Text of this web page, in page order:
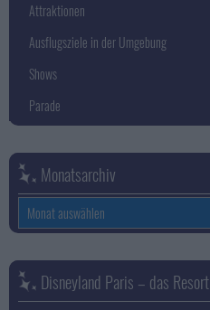
Attraktionen
Ausflugsziele in der Umgebung
Shows
Parade
Monatsarchiv
Monatsarchiv
Disneyland Paris – das Resort